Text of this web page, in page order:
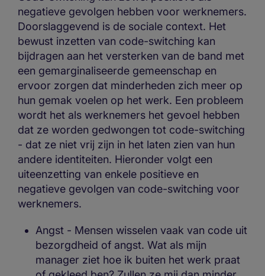
negatieve gevolgen hebben voor werknemers.
Doorslaggevend is de sociale context. Het
bewust inzetten van code-switching kan
bijdragen aan het versterken van de band met
een gemarginaliseerde gemeenschap en
ervoor zorgen dat minderheden zich meer op
hun gemak voelen op het werk. Een probleem
wordt het als werknemers het gevoel hebben
dat ze worden gedwongen tot code-switching
- dat ze niet vrij zijn in het laten zien van hun
andere identiteiten. Hieronder volgt een
uiteenzetting van enkele positieve en
negatieve gevolgen van code-switching voor
werknemers.
Angst - Mensen wisselen vaak van code uit
bezorgdheid of angst. Wat als mijn
manager ziet hoe ik buiten het werk praat